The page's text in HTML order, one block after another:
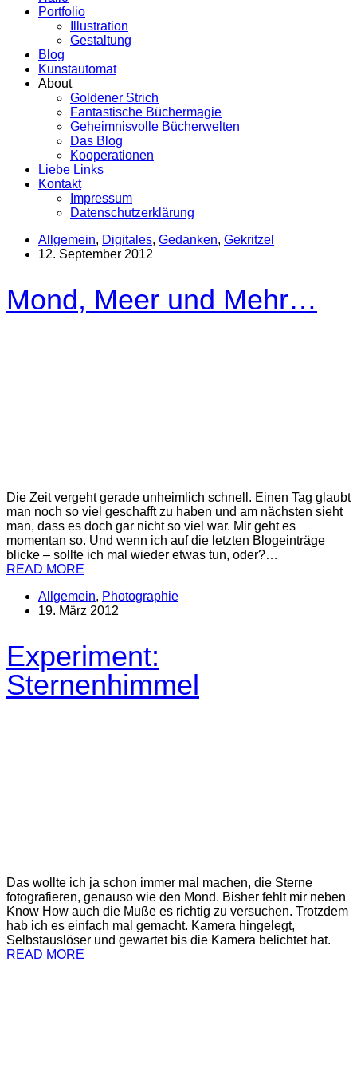
Portfolio
Illustration
Gestaltung
Blog
Kunstautomat
About
Goldener Strich
Fantastische Büchermagie
Geheimnisvolle Bücherwelten
Das Blog
Kooperationen
Liebe Links
Kontakt
Impressum
Datenschutzerklärung
Allgemein, Digitales, Gedanken, Gekritzel
12. September 2012
Mond, Meer und Mehr…
Die Zeit vergeht gerade unheimlich schnell. Einen Tag glaubt
man noch so viel geschafft zu haben und am nächsten sieht
man, dass es doch gar nicht so viel war. Mir geht es
momentan so. Und wenn ich auf die letzten Blogeinträge
blicke – sollte ich mal wieder etwas tun, oder?…
READ MORE
Allgemein, Photographie
19. März 2012
Experiment:
Sternenhimmel
Das wollte ich ja schon immer mal machen, die Sterne
fotografieren, genauso wie den Mond. Bisher fehlt mir neben
Know How auch die Muße es richtig zu versuchen. Trotzdem
hab ich es einfach mal gemacht. Kamera hingelegt,
Selbstauslöser und gewartet bis die Kamera belichtet hat.
READ MORE